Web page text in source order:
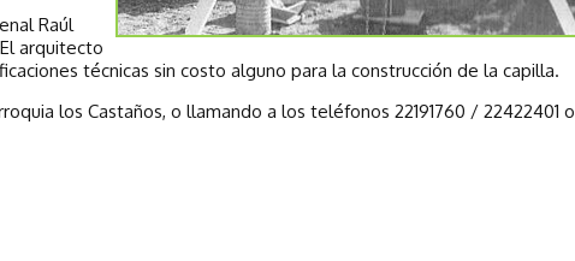
Raúl
arquitecto
técnicas sin costo alguno para la construcción de la capilla.
los Castaños, o llamando a los teléfonos 22191760 / 22422401 o